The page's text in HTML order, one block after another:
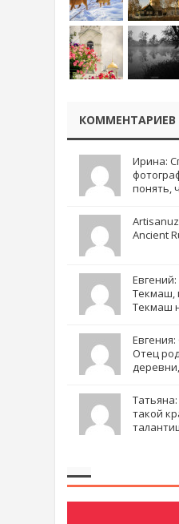
КОММЕНТАРИЕВ
Ирина:
понять,
Ancient
Текмаш,
Текмаш
Отец
такой